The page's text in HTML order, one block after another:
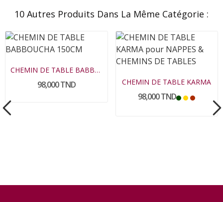
10 Autres Produits Dans La Même Catégorie :
CHEMIN DE TABLE BABBOUCHA
98,000 TND CHEMIN DE TABLE KARMA
98,000 TND